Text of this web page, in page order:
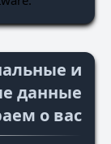
и
данные
о вас